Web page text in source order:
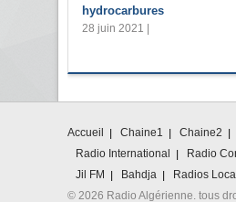
hydrocarbures
28 juin 2021 |
Accueil Chaine1 Chaine2
Radio International
Radio
Jil FM
Bahdja
Radios
© 2026 Radio Algérienne. tous